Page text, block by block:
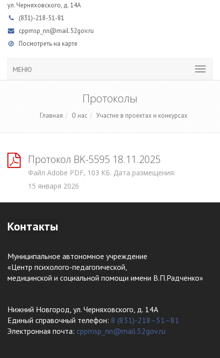
ул. Черняховского, д. 14А
(831)-218-51-81
cppmsp_nn@mail.52gov.ru
Посмотреть на карте
МЕНЮ
Протоколы
Главная О нас Участие в проектах и конкурсах
Протокол BK-5595 18.11.2025
Файл Adobe PDF, 103 КБ. Дата размещения:
15 января 2026
Контакты
Муниципальное автономное учреждение
«Центр психолого-педагогической,
медицинской и социальной помощи имени В.П.Радченко»
Нижний Новгород, ул. Черняховского, д. 14А
Единый справочный телефон: 8 (831)-218–51–81
Электронная почта: cppmsp_nn@mail.52gov.ru